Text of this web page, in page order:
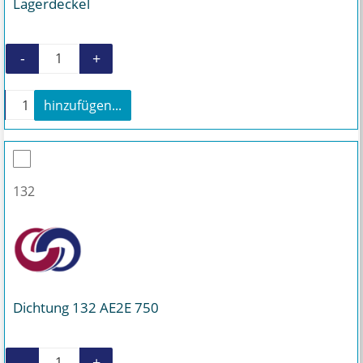
Lagerdeckel Menge
- +
Lagerdeckel Menge
+
hinzufügen...
132
Dichtung 132 AE2E 750